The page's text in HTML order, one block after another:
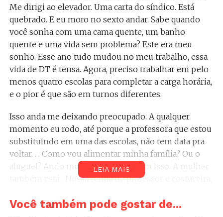
Me dirigi ao elevador. Uma carta do síndico. Está
quebrado. E eu moro no sexto andar. Sabe quando
você sonha com uma cama quente, um banho
quente e uma vida sem problema? Este era meu
sonho. Esse ano tudo mudou no meu trabalho, essa
vida de DT é tensa. Agora, preciso trabalhar em pelo
menos quatro escolas para completar a carga horária,
e o pior é que são em turnos diferentes.
Isso anda me deixando preocupado. A qualquer
momento eu rodo, até porque a professora que estou
substituindo em uma das escolas, não tem data pra
voltar. . . Como vou alimentar minha família? Ou o
aluguel? Ando muito estressado com isso. A mulher
também está . Nossa renda de professor e costureira,
uma das vagas… a gente mal segura o aluguel.
LEIA MAIS
Você também pode gostar de...